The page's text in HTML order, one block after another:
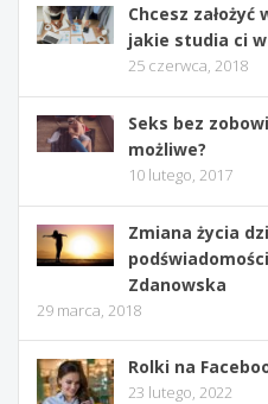
Chcesz założyć
jakie studia ci
25 czerwca, 2018
Seks bez
możliwe?
10 lutego, 2017
Zmiana życia
Zdanowska
29 marca, 2018
Rolki na
23 lutego, 2022